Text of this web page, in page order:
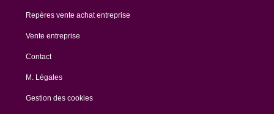
Repères vente achat entreprise
Vente entreprise
Contact
M. Légales
Gestion des cookies